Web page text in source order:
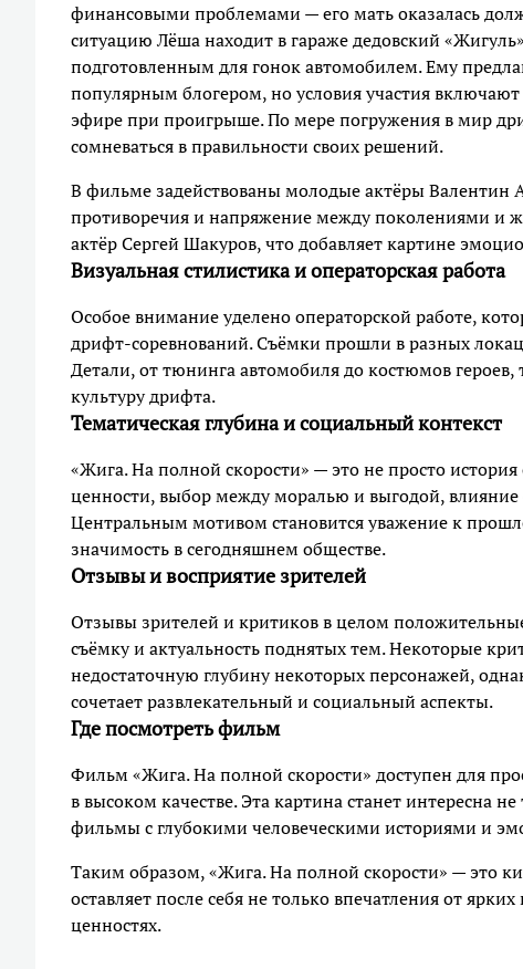
финансовыми проблемами — его мать оказалась
ситуацию Лёша находит в гараже дедовский
подготовленным для гонок автомобилем. Ему
популярным блогером, но условия участия
эфире при проигрыше. По мере погружения в мир
сомневаться в правильности своих решений.
В фильме задействованы молодые актёры
противоречия и напряжение между поколениями
актёр Сергей Шакуров, что добавляет картине
Визуальная стилистика и операторская работа
Особое внимание уделено операторской работе,
дрифт-соревнований. Съёмки прошли в разных
Детали, от тюнинга автомобиля до костюмов
культуру дрифта.
Тематическая глубина и социальный контекст
«Жига. На полной скорости» — это не просто
ценности, выбор между моралью и выгодой,
Центральным мотивом становится уважение к
значимость в сегодняшнем обществе.
Отзывы и восприятие зрителей
Отзывы зрителей и критиков в целом
съёмку и актуальность поднятых тем. Некоторые
недостаточную глубину некоторых персонажей,
сочетает развлекательный и социальный аспекты.
Где посмотреть фильм
Фильм «Жига. На полной скорости» доступен для
в высоком качестве. Эта картина станет интересна
фильмы с глубокими человеческими историями и
Таким образом, «Жига. На полной скорости» — это
оставляет после себя не только впечатления от
ценностях.